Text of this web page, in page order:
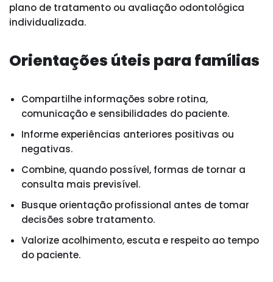
plano de tratamento ou avaliação odontológica
individualizada.
Orientações úteis para famílias
Compartilhe informações sobre rotina,
comunicação e sensibilidades do paciente.
Informe experiências anteriores positivas ou
negativas.
Combine, quando possível, formas de tornar a
consulta mais previsível.
Busque orientação profissional antes de tomar
decisões sobre tratamento.
Valorize acolhimento, escuta e respeito ao tempo
do paciente.